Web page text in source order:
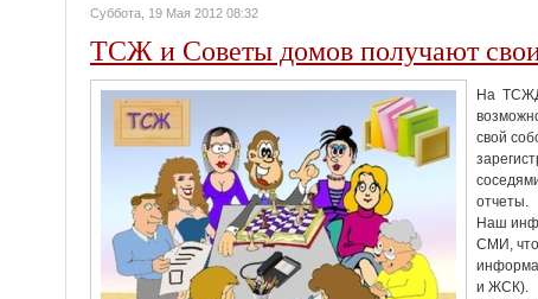
Суббота, 19 Мая 2012 08:32
ТСЖ и Советы домов получают
На
свой
отчеты.
Наш
СМИ, что
и ЖСК).